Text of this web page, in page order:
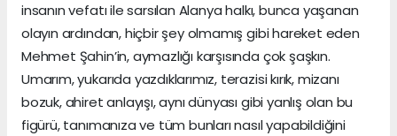
insanın vefatı ile sarsılan Alanya halkı, bunca yaşanan
olayın ardından, hiçbir şey olmamış gibi hareket eden
Mehmet Şahin’in, aymazlığı karşısında çok şaşkın.
Umarım, yukarıda yazdıklarımız, terazisi kırık, mizanı
bozuk, ahiret anlayışı, aynı dünyası gibi yanlış olan bu
figürü, tanımanıza ve tüm bunları nasıl yapabildiğini